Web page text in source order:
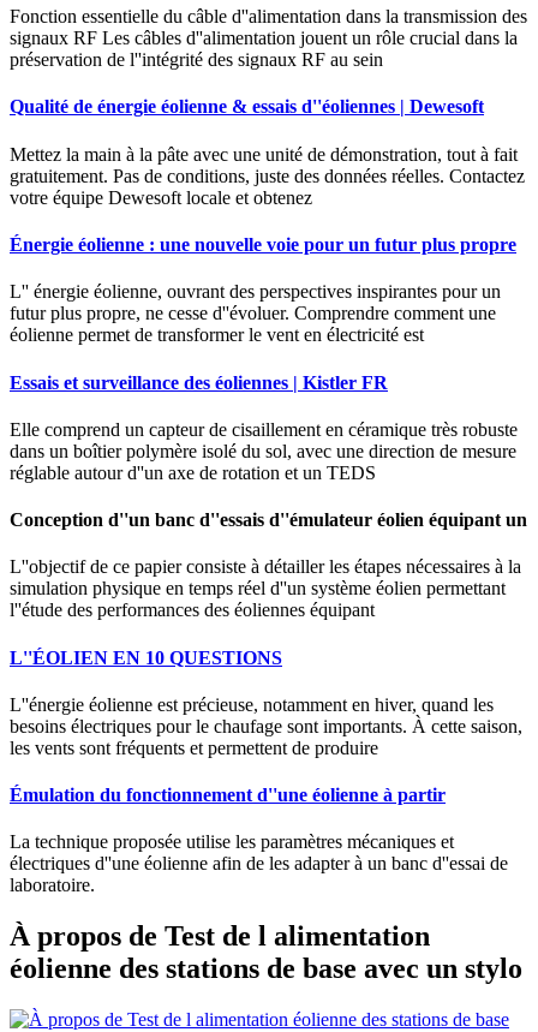
Fonction essentielle du câble d''alimentation dans la transmission des
signaux RF Les câbles d''alimentation jouent un rôle crucial dans la
préservation de l''intégrité des signaux RF au sein
Qualité de énergie éolienne & essais d''éoliennes | Dewesoft
Mettez la main à la pâte avec une unité de démonstration, tout à fait
gratuitement. Pas de conditions, juste des données réelles. Contactez
votre équipe Dewesoft locale et obtenez
Énergie éolienne : une nouvelle voie pour un futur plus propre
L'' énergie éolienne, ouvrant des perspectives inspirantes pour un
futur plus propre, ne cesse d''évoluer. Comprendre comment une
éolienne permet de transformer le vent en électricité est
Essais et surveillance des éoliennes | Kistler FR
Elle comprend un capteur de cisaillement en céramique très robuste
dans un boîtier polymère isolé du sol, avec une direction de mesure
réglable autour d''un axe de rotation et un TEDS
Conception d''un banc d''essais d''émulateur éolien équipant un
L''objectif de ce papier consiste à détailler les étapes nécessaires à la
simulation physique en temps réel d''un système éolien permettant
l''étude des performances des éoliennes équipant
L''ÉOLIEN EN 10 QUESTIONS
L''énergie éolienne est précieuse, notamment en hiver, quand les
besoins électriques pour le chaufage sont importants. À cette saison,
les vents sont fréquents et permettent de produire
Émulation du fonctionnement d''une éolienne à partir
La technique proposée utilise les paramètres mécaniques et
électriques d''une éolienne afin de les adapter à un banc d''essai de
laboratoire.
À propos de Test de l alimentation
éolienne des stations de base avec un stylo